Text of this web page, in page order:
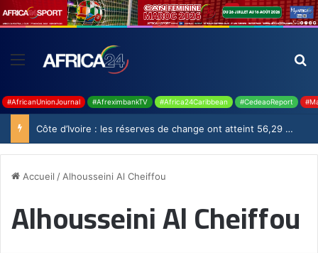
#AfricanUnionJournal #AfreximbankTV #Africa24Caribbean #CedeaoReport
Côte d’Ivoire : les réserves de change ont atteint 56,29 milliards USD en juillet
Accueil / Alhousseini Al Cheiffou
Alhousseini Al Cheiffou